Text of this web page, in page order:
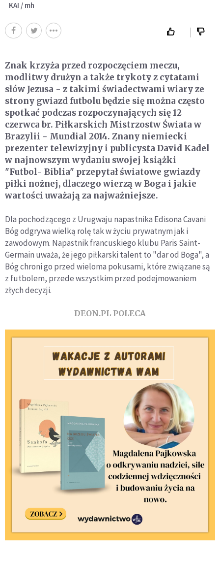
KAI / mh
Znak krzyża przed rozpoczęciem meczu,
modlitwy drużyn a także trykoty z cytatami
słów Jezusa - z takimi świadectwami wiary ze
strony gwiazd futbolu będzie się można często
spotkać podczas rozpoczynających się 12
czerwca br. Piłkarskich Mistrzostw Świata w
Brazylii - Mundial 2014. Znany niemiecki
prezenter telewizyjny i publicysta David Kadel
w najnowszym wydaniu swojej książki
"Futbol- Biblia" przepytał światowe gwiazdy
piłki nożnej, dlaczego wierzą w Boga i jakie
wartości uważają za najważniejsze.
Dla pochodzącego z Urugwaju napastnika Edisona Cavani
Bóg odgrywa wielką rolę tak w życiu prywatnym jak i
zawodowym. Napastnik francuskiego klubu Paris Saint-
Germain uważa, że jego piłkarski talent to "dar od Boga", a
Bóg chroni go przed wieloma pokusami, które związane są
z futbolem, przede wszystkim przed podejmowaniem
złych decyzji.
DEON.PL POLECA